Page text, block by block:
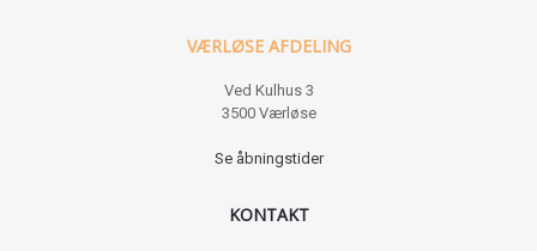
VÆRLØSE AFDELING
Ved Kulhus 3
3500 Værløse
Se åbningstider
KONTAKT